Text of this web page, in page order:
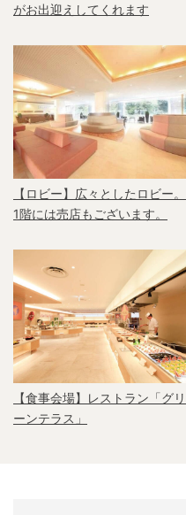
がお出迎えしてくれます
【ロビー】広々としたロビー。
1階には売店もございます。
【食事会場】レストラン「グリ
ーンテラス」